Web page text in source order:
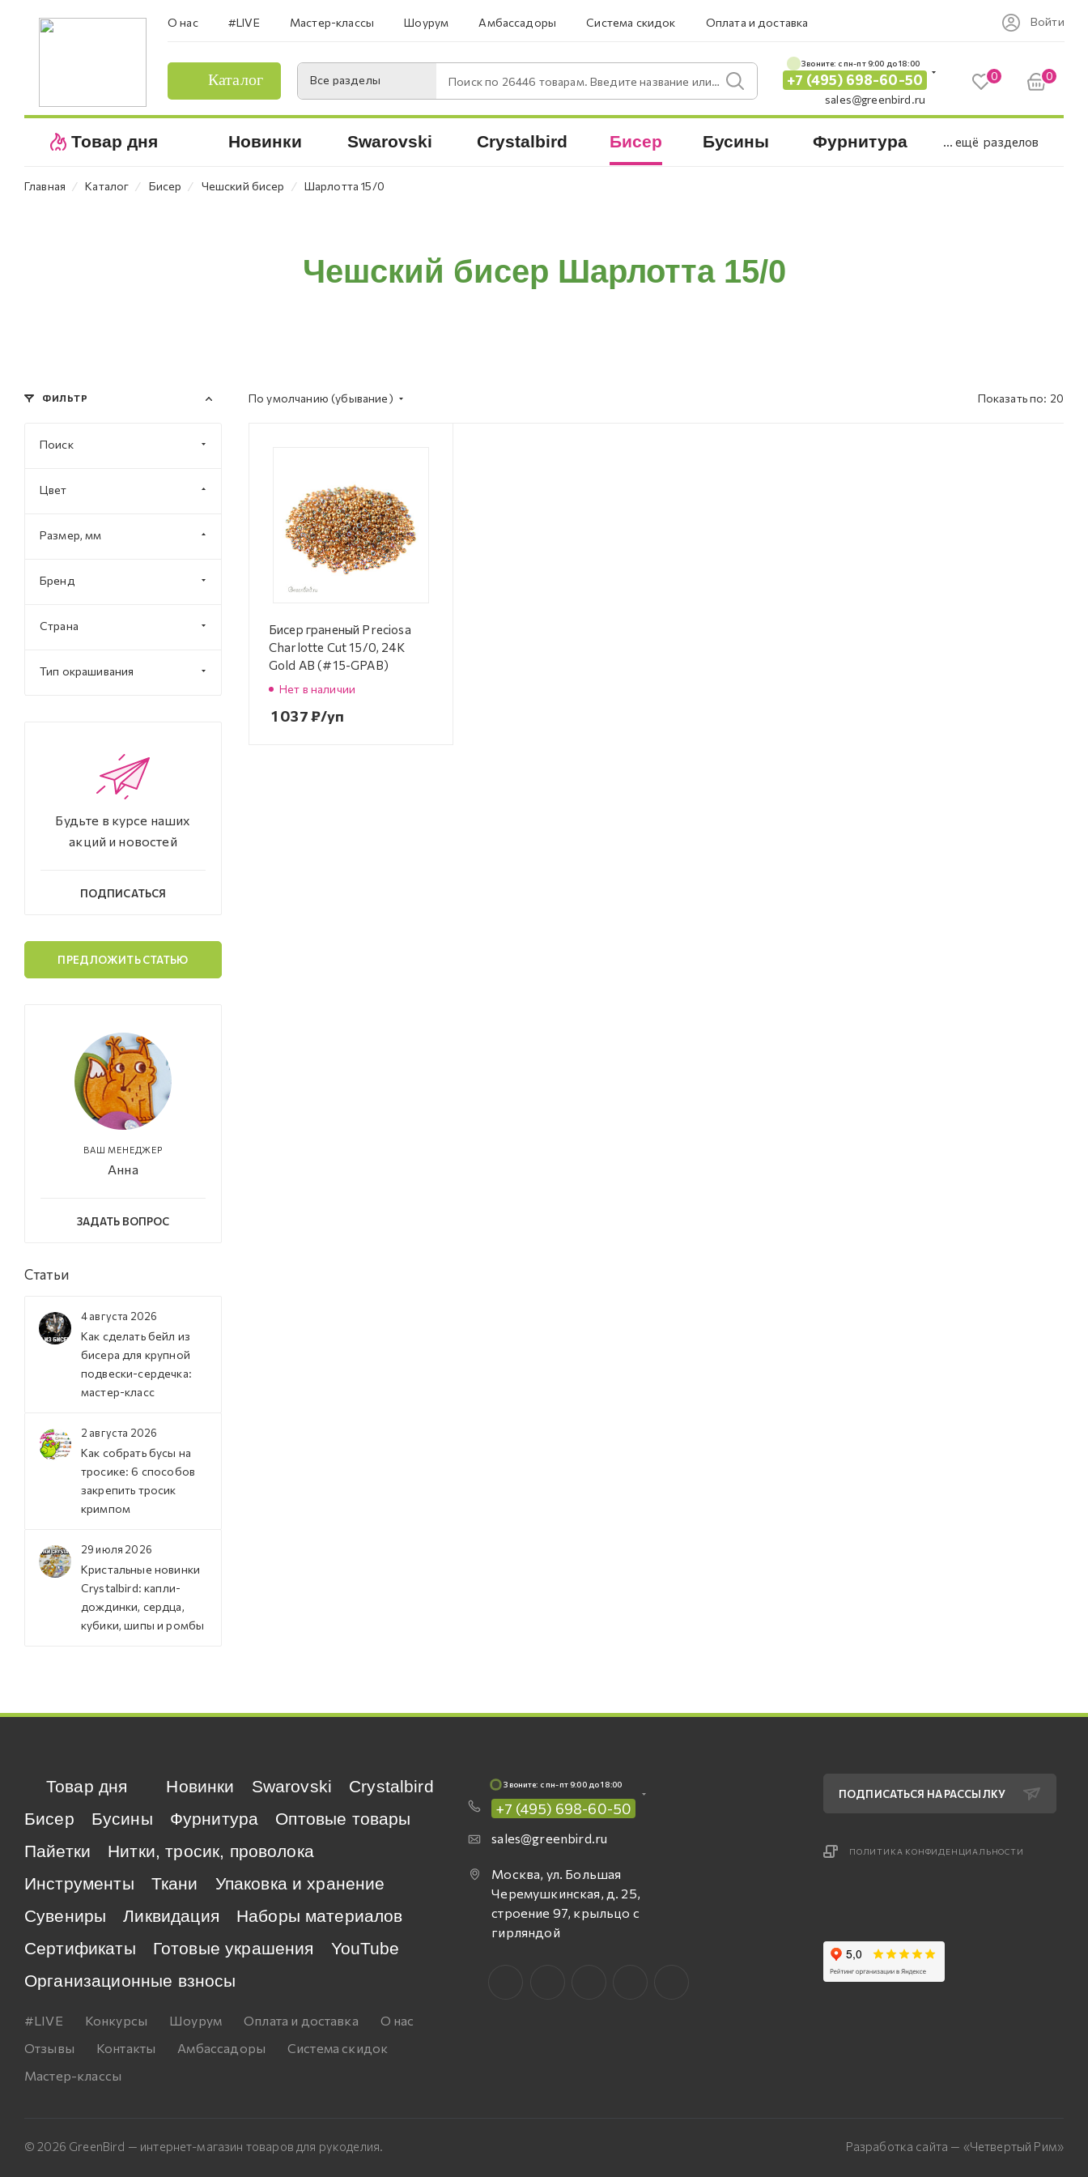
О нас #LIVE Мастер-классы Шоурум Амбассадоры Система скидок Оплата и доставка Войти
Каталог Все разделы Поиск по 26446 товарам. Введите название или артикул.
Звоните: c пн-пт 9:00 до 18:00
+7 (495) 698-60-50
sales@greenbird.ru
0 0
Товар дня Новинки Swarovski Crystalbird Бисер Бусины Фурнитура ... ещё разделов
Главная ⁄ Каталог ⁄ Бисер ⁄ Чешский бисер ⁄ Шарлотта 15/0
Чешский бисер Шарлотта 15/0
По умолчанию (убывание) Показать по: 20
Бисер граненый Preciosa
Charlotte Cut 15/0, 24K
Gold AB (#15-GPAB)
Нет в наличии
1 037₽/уп
ФИЛЬТР
Поиск
Цвет
Размер, мм
Бренд
Страна
Тип окрашивания
Будьте в курсе наших
акций и новостей
ПОДПИСАТЬСЯ
ПРЕДЛОЖИТЬ СТАТЬЮ
ВАШ МЕНЕДЖЕР
Анна
ЗАДАТЬ ВОПРОС
Статьи
4 августа 2026
Как сделать бейл из
бисера для крупной
подвески-сердечка:
мастер-класс
2 августа 2026
Как собрать бусы на
тросике: 6 способов
закрепить тросик
кримпом
29 июля 2026
Кристальные новинки
Crystalbird: капли-
дождинки, сердца,
кубики, шипы и ромбы
Товар дня Новинки Swarovski
Crystalbird
Бисер
Бусины Фурнитура
Оптовые товары
Пайетки
Нитки, тросик, проволока
Инструменты
Ткани
Упаковка и хранение
Сувениры
Ликвидация
Наборы материалов
Сертификаты
Готовые украшения
YouTube
Организационные взносы
#LIVE Конкурсы Шоурум Оплата и доставка
О нас
Отзывы
Контакты Амбассадоры
Система скидок
Мастер-классы
Звоните: c пн-пт 9:00 до 18:00
+7 (495) 698-60-50
sales@greenbird.ru
Москва, ул. Большая
Черемушкинская, д. 25,
строение 97, крыльцо с
гирляндой
ПОДПИСАТЬСЯ НА РАССЫЛКУ
ПОЛИТИКА КОНФИДЕНЦИАЛЬНОСТИ
© 2026 GreenBird — интернет-магазин товаров для рукоделия. Разработка сайта — «Четвертый Рим»